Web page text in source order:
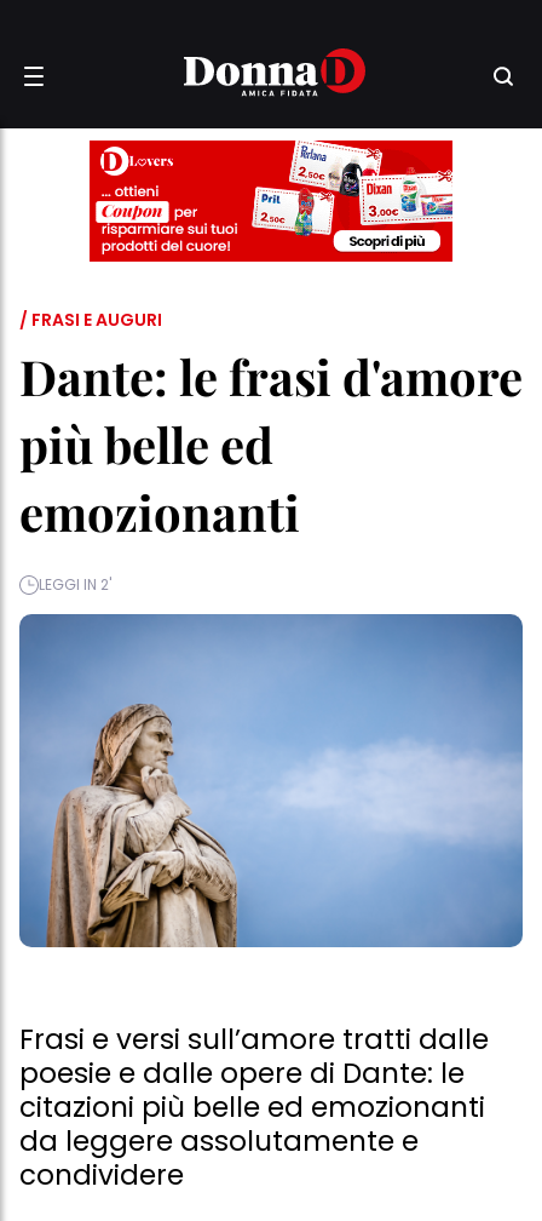
/ FRASI E AUGURI
Dante: le frasi d'amore
più belle ed
emozionanti
LEGGI IN 2'
Frasi e versi sull’amore tratti dalle
poesie e dalle opere di Dante: le
citazioni più belle ed emozionanti
da leggere assolutamente e
condividere